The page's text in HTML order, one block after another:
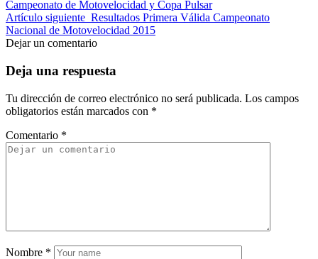
Campeonato de Motovelocidad y Copa Pulsar
Artículo siguiente Resultados Primera Válida Campeonato
Nacional de Motovelocidad 2015
Dejar un comentario
Deja una respuesta
Tu dirección de correo electrónico no será publicada. Los campos
obligatorios están marcados con *
Comentario *
Nombre *